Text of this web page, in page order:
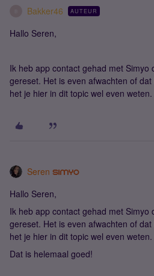
Bakker46 AUTEUR
Hallo Seren,
Ik heb app contact gehad met Simyo
gereset. Het is even afwachten of
het je hier in dit topic wel even
Seren
Hallo Seren,
Ik heb app contact gehad met Simyo
gereset. Het is even afwachten of
het je hier in dit topic wel even
Dat is helemaal goed!